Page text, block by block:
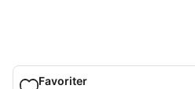
Favoriter